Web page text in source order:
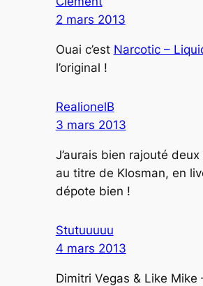
2 mars 2013
Ouai c’est Narcotic –
l’original !
RealionelB
3 mars 2013
J’aurais bien rajouté
au titre de Klosman, en
dépote bien !
Stutuuuuu
4 mars 2013
Dimitri Vegas & Like Mike